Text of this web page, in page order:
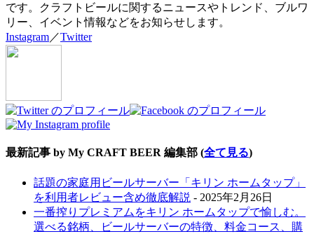
です。クラフトビールに関するニュースやトレンド、ブルワ
リー、イベント情報などをお知らせします。
Instagram／Twitter
最新記事 by My CRAFT BEER 編集部 (全て見る)
話題の家庭用ビールサーバー「キリン ホームタップ」
を利用者レビュー含め徹底解説 - 2025年2月26日
一番搾りプレミアムをキリン ホームタップで愉しむ。
選べる銘柄、ビールサーバーの特徴、料金コース、購